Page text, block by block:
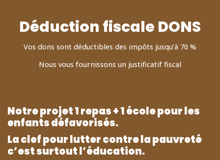
Déduction fiscale DONS
Vos dons sont déductibles des impôts jusqu’à 70 %
Nous vous fournissons un justificatif fiscal
Notre projet 1 repas + 1 école pour les
enfants défavorisés.
La clef pour lutter contre la pauvreté
c’est surtout l’éducation.